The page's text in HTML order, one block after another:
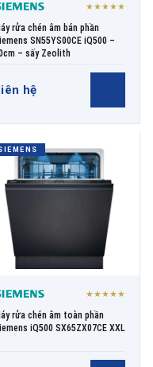
★★★★★
rửa chén âm bán phần
SN55YS00CE iQ500 –
– sấy Zeolith
hệ
★★★★★
rửa chén âm toàn phần
iQ500 SX65ZX07CE XXL